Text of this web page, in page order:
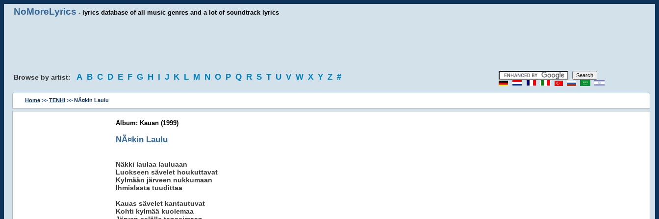
NoMoreLyrics - lyrics database of all music genres and a lot of soundtrack lyrics
Browse by artist: A B C D E F G H I J K L M N O P Q R S T U V W X Y Z #
Home >> TENHI >> NÃ¤kin Laulu
Album: Kauan (1999)
NÃ¤kin Laulu
Näkki laulaa lauluaan
Luokseen sävelet houkuttavat
Kylmään järveen nukkumaan
Ihmislasta tuudittaa
Kauas sävelet kantautuvat
Kohti kylmää kuolemaa